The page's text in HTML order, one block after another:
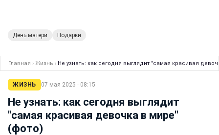
День матери Подарки
Главная › Жизнь › Не узнать: как сегодня выглядит "самая красивая
ЖИЗНЬ 07 мая 2025 · 08:15
Не узнать: как сегодня выглядит
"самая красивая девочка в мире"
(фото)